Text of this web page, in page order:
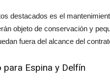
destacados es el
objeto de conservación y
fuera del alcance del
para Espina y Delfín